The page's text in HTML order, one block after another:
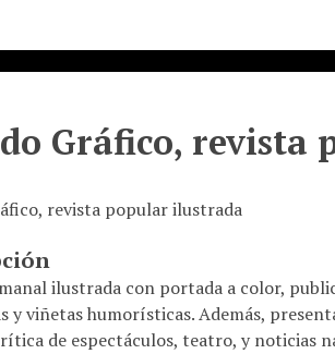
Gráfico, revista
revista popular ilustrada
ilustrada con portada a color,
y viñetas humorísticas. Además,
de espectáculos, teatro, y noticias